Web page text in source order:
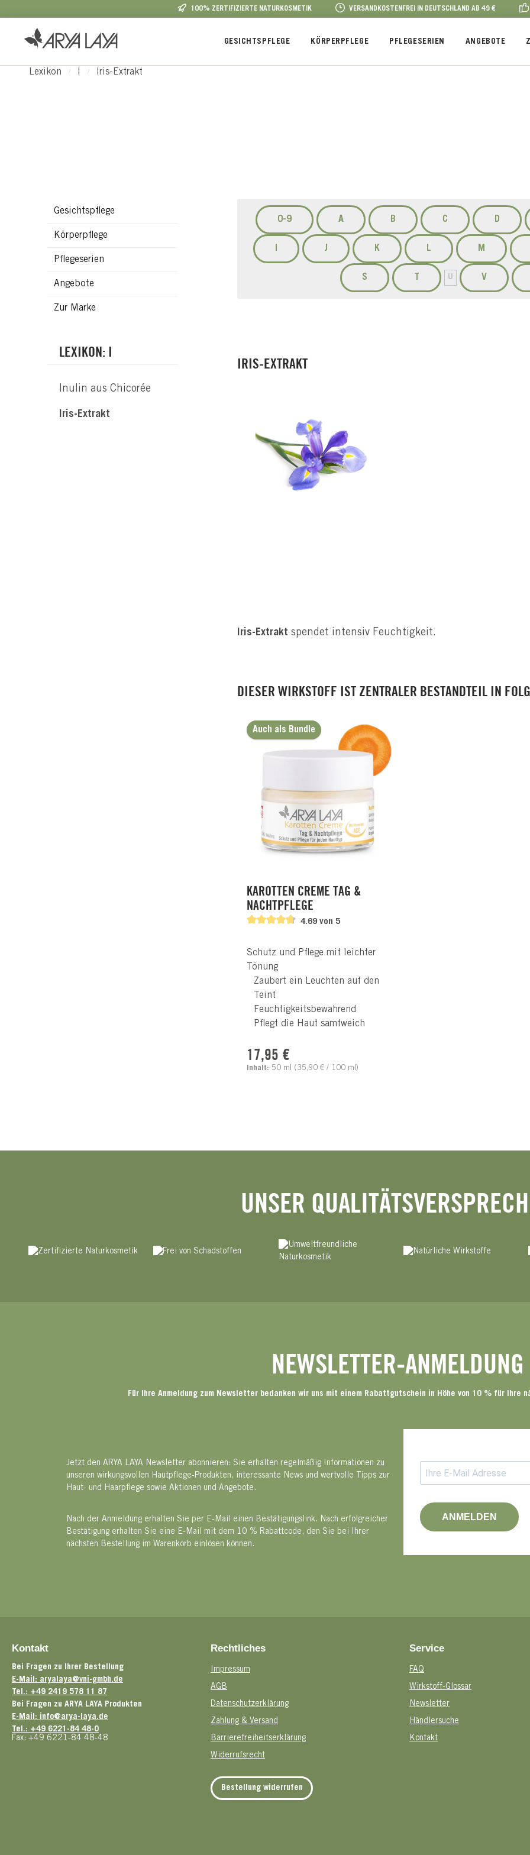
100% ZERTIFIZIERTE NATURKOSMETIK VERSANDKOSTENFREI IN DEUTSCHLAND AB 49 €
GESICHTSPFLEGE KÖRPERPFLEGE PFLEGESERIEN ANGEBOTE
Lexikon Iris-Extrakt
Gesichtspflege
Körperpflege
Pflegeserien
Angebote
Zur Marke
LEXIKON: I
Inulin aus Chicorée
Iris-Extrakt
0-9 A B C D
J K L M
S U V
IRIS-EXTRAKT
Iris-Extrakt spendet intensiv Feuchtigkeit.
DIESER WIRKSTOFF IST ZENTRALER BESTANDTEIL IN
Auch als Bundle
4.69 von 5
KAROTTEN CREME TAG &
NACHTPFLEGE
Schutz und Pflege mit leichter
Tönung
Zaubert ein Leuchten auf den
Teint
Feuchtigkeitsbewahrend
Pflegt die Haut samtweich
Inhalt: 50 ml (35,90 € / 100 ml)
17,95 €
UNSER
NEWSLETTER-ANMELDUNG
Für Ihre Anmeldung zum Newsletter bedanken wir uns mit einem Rabattgutschein in Höhe von 10 % für Ihre
Jetzt den ARYA LAYA Newsletter abonnieren: Sie erhalten regelmäßig Informationen zu
unseren wirkungsvollen Hautpflege-Produkten, interessante News und wertvolle Tipps zur
Haut- und Haarpflege sowie Aktionen und Angebote.
Nach der Anmeldung erhalten Sie per E-Mail einen Bestätigungslink. Nach erfolgreicher
Bestätigung erhalten Sie eine E-Mail mit dem 10 % Rabattcode, den Sie bei Ihrer
nächsten Bestellung im Warenkorb einlösen können.
ANMELDEN
Kontakt
Bei Fragen zu Ihrer Bestellung
E-Mail: aryalaya@vni-gmbh.de
Tel.: +49 2419 578 11 87
Bei Fragen zu ARYA LAYA Produkten
E-Mail: info@arya-laya.de
Tel.: +49 6221-84 48-0
Fax: +49 6221-84 48-48
Rechtliches
Impressum
AGB
Datenschutzerklärung
Zahlung & Versand
Barrierefreiheitserklärung
Widerrufsrecht
Bestellung widerrufen
Service
FAQ
Wirkstoff-Glossar
Newsletter
Händlersuche
Kontakt